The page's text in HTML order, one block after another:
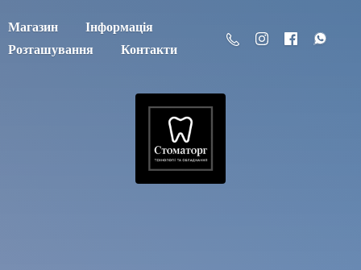
Магазин
Інформація
Розташування
Контакти